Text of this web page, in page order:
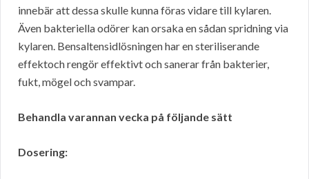
innebär att dessa skulle kunna föras vidare till kylaren.
Även bakteriella odörer kan orsaka en sådan spridning via
kylaren. Bensaltensidlösningen har en steriliserande
effektoch rengör effektivt och sanerar från bakterier,
fukt, mögel och svampar.
Behandla varannan vecka på följande sätt
Dosering: